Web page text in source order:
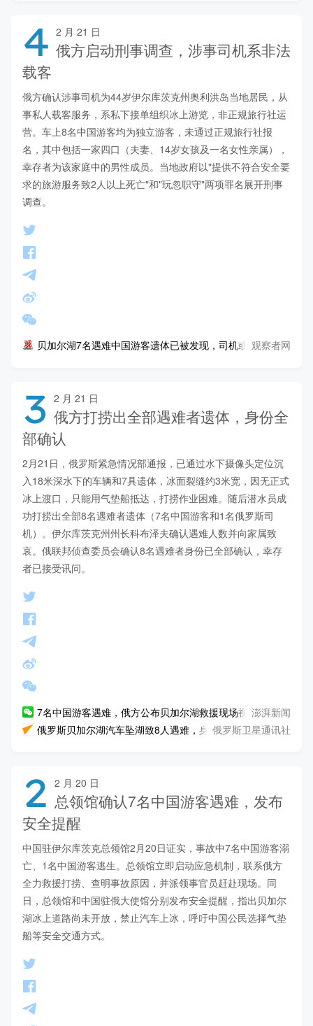
4 2 月 21 日
俄方启动刑事调查，涉事司机系非法
载客
俄方确认涉事司机为44岁伊尔库茨克州奥利洪岛当地居民，从
事私人载客服务，系私下接单组织冰上游览，非正规旅行社运
营。车上8名中国游客均为独立游客，未通过正规旅行社报
名，其中包括一家四口（夫妻、14岁女孩及一名女性亲属），
幸存者为该家庭中的男性成员。当地政府以"提供不符合安全要
求的旅游服务致2人以上死亡"和"玩忽职守"两项罪名展开刑事
调查。
贝加尔湖7名遇难中国游客遗体已被发现，司机或涉违规私下接
观察者网
3 2 月 21 日
俄方打捞出全部遇难者遗体，身份全
部确认
2月21日，俄罗斯紧急情况部通报，已通过水下摄像头定位沉
入18米深水下的车辆和7具遗体，冰面裂缝约3米宽，因无正式
冰上渡口，只能用气垫船抵达，打捞作业困难。随后潜水员成
功打捞出全部8名遇难者遗体（7名中国游客和1名俄罗斯司
机）。伊尔库茨克州州长科布泽夫确认遇难人数并向家属致
哀。俄联邦侦查委员会确认8名遇难者身份已全部确认，幸存
者已接受讯问。
7名中国游客遇难，俄方公布贝加尔湖救援现场视频澎湃新闻
俄罗斯贝加尔湖汽车坠湖致8人遇难，身份均已确认
俄罗斯卫星通讯社
2 2 月 20 日
总领馆确认7名中国游客遇难，发布
安全提醒
中国驻伊尔库茨克总领馆2月20日证实，事故中7名中国游客溺
亡、1名中国游客逃生。总领馆立即启动应急机制，联系俄方
全力救援打捞、查明事故原因，并派领事官员赶赴现场。同
日，总领馆和中国驻俄大使馆分别发布安全提醒，指出贝加尔
湖冰上道路尚未开放，禁止汽车上冰，呼吁中国公民选择气垫
船等安全交通方式。